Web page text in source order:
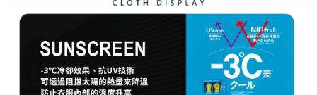
【注意事項】
１．透過由恩沛科技股份有限公司提供之「AFTEE先享後付」服務完成之交
易，需依本服務之必要範圍內提供個人資料，並將交易相關給付款項請求債
權轉讓予恩沛科技股份有限公司。
https://aftee.tw/terms/#terms3
３．未成年的使用者請事先徵得法定代理人或監護人之同意方可使用
免運費
付款後7-11取貨